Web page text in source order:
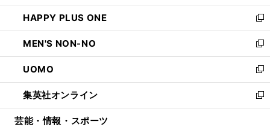
開
く
ウ
で
開
く
ン
ド
ウ
で
開
く
ウ
ィ
ン
ド
ウ
で
開
く
し
い
ウ
ィ
ン
ド
ウ
で
開
HAPPY PLUS ONE
新
し
い
ウ
ィ
ン
ド
ウ
MEN'S NON-NO
新
し
い
ウ
ィ
ン
UOMO
新
し
い
ウ
集英社オンライン
新
し
芸能・情報・スポーツ